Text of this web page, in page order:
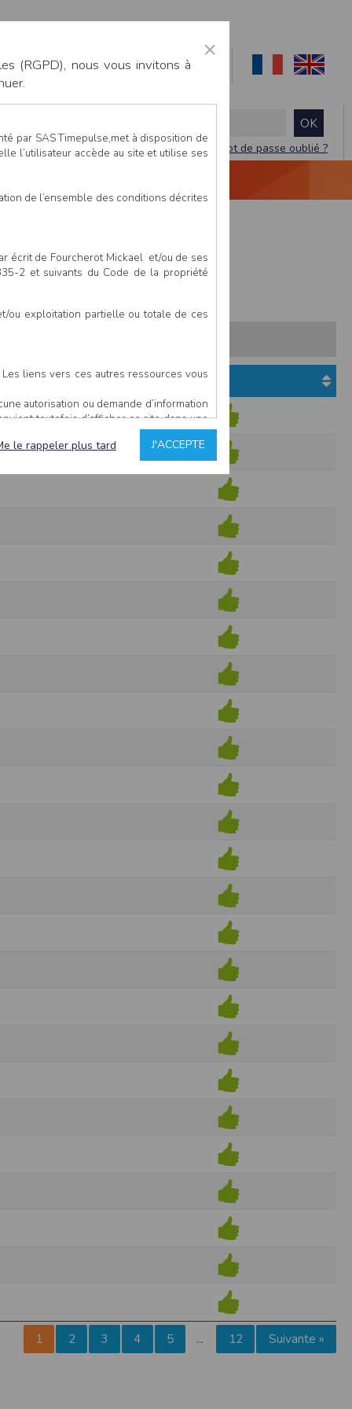
Mot de passe oublié ?
CROIX VERTE
Etat du dossier
VAL D OISE
1 2 3 4 5 … 12 Suivante »
×
(RGPD), nous vous invitons à
par SAS Timepulse,met à disposition de
l’utilisateur accède au site et utilise ses
de l’ensemble des conditions décrites
écrit de Fourcherot Mickael et/ou de ses
2 et suivants du Code de la propriété
ou exploitation partielle ou totale de ces
liens vers ces autres ressources vous
autorisation ou demande d’information
toutefois d’afficher ce site dans une
estime non conforme à l’objet du site
comme étant fiables.
prend connaissance.
hors du contrôle de l’EDITEUR, et
et des performances en terme de temps
électronique ou téléphonique.
pour l’utilisateur ou tout tiers.
de les adapter aux évolutions du site
éventuels. La communication de toute
par un droit de propriété.
l'éditeur
qu’elles ne transitent sur le réseau.
utilisant les dernières technologies de
sur notre site peut en être affectée
J'ACCEPTE
le rappeler plus tard